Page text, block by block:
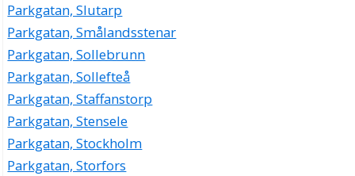
Parkgatan, Slutarp
Parkgatan, Smålandsstenar
Parkgatan, Sollebrunn
Parkgatan, Sollefteå
Parkgatan, Staffanstorp
Parkgatan, Stensele
Parkgatan, Stockholm
Parkgatan, Storfors